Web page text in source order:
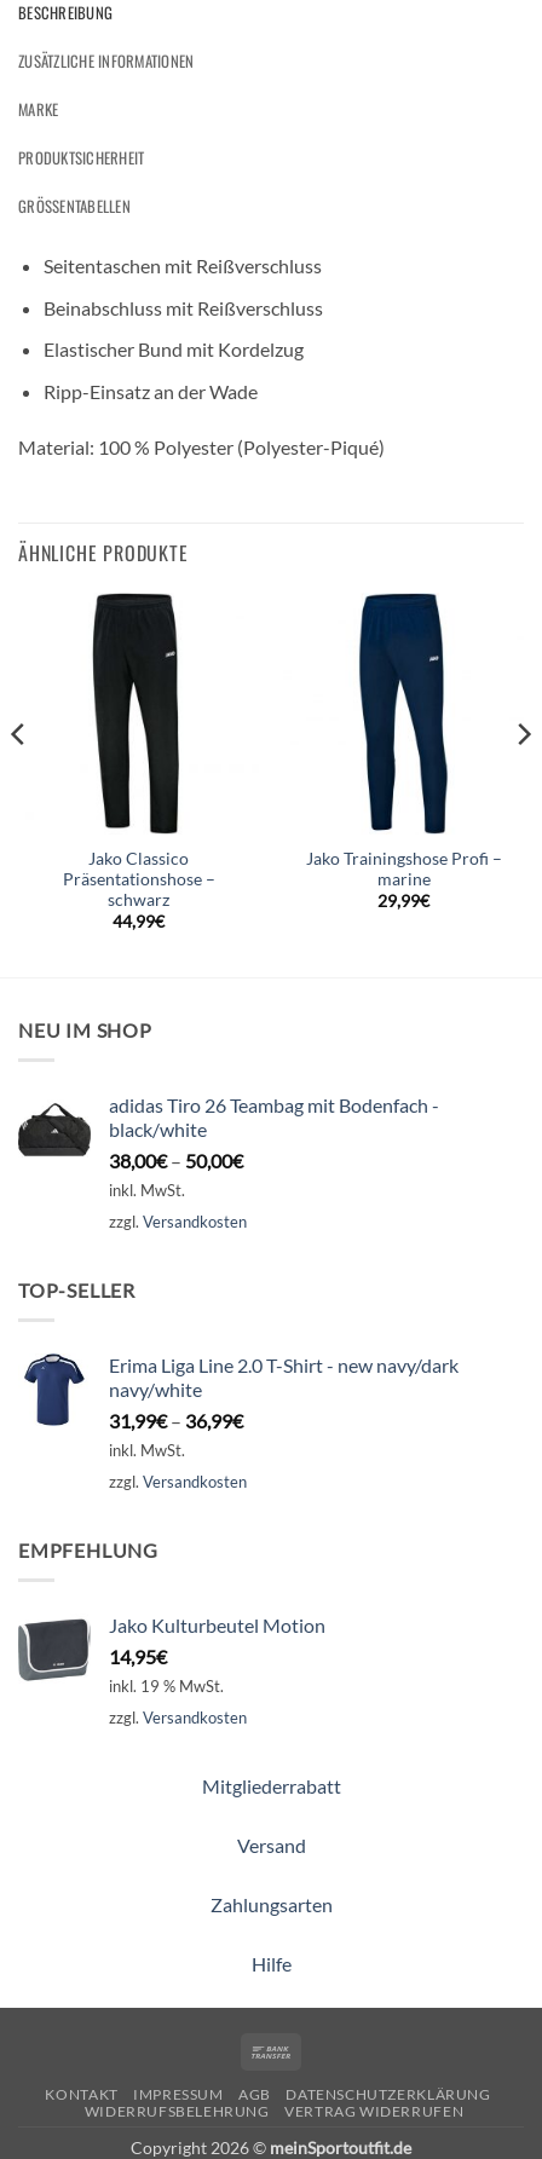
BESCHREIBUNG
ZUSÄTZLICHE INFORMATIONEN
MARKE
PRODUKTSICHERHEIT
GRÖSSENTABELLEN
Seitentaschen mit Reißverschluss
Beinabschluss mit Reißverschluss
Elastischer Bund mit Kordelzug
Ripp-Einsatz an der Wade
Material: 100 % Polyester (Polyester-Piqué)
ÄHNLICHE PRODUKTE
Jako Classico
Präsentationshose –
schwarz
44,99€
Jako Trainingshose Profi –
marine
29,99€
NEU IM SHOP
adidas Tiro 26 Teambag mit Bodenfach -
black/white
38,00€– 50,00€
inkl. MwSt.
zzgl. Versandkosten
TOP-SELLER
Erima Liga Line 2.0 T-Shirt - new navy/dark
navy/white
31,99€– 36,99€
inkl. MwSt.
zzgl. Versandkosten
EMPFEHLUNG
Jako Kulturbeutel Motion
14,95€
inkl. 19 % MwSt.
zzgl. Versandkosten
Mitgliederrabatt
Versand
Zahlungsarten
Hilfe
KONTAKT IMPRESSUM AGB
DATENSCHUTZERKLÄRUNG
WIDERRUFSBELEHRUNG
VERTRAG WIDERRUFEN
Copyright 2026 © meinSportoutfit.de